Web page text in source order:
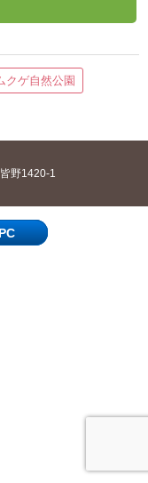
ゲ自然公園
野1420-1